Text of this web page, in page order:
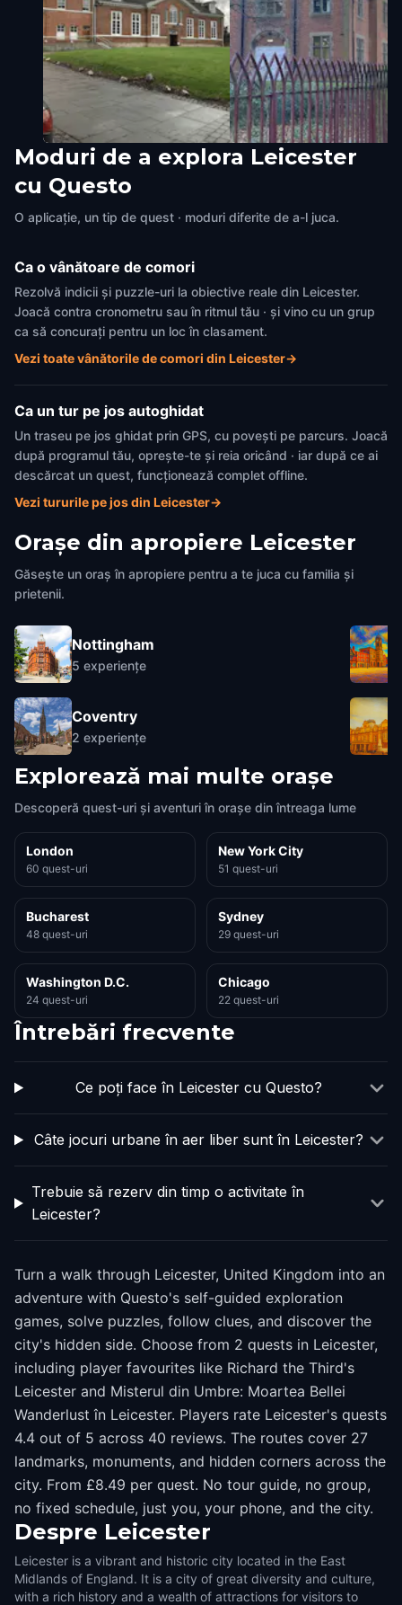
John O Gaunt's Cellar/Leicester
Castle
Leicester
Trinity Hospital
Moduri de a explora Leicester
cu Questo
O aplicație, un tip de quest · moduri diferite de a-l juca.
Ca o vânătoare de comori
Rezolvă indicii și puzzle-uri la obiective reale din Leicester.
Joacă contra cronometru sau în ritmul tău · și vino cu un grup
ca să concurați pentru un loc în clasament.
Vezi toate vânătorile de comori din Leicester→
Ca un tur pe jos autoghidat
Un traseu pe jos ghidat prin GPS, cu povești pe parcurs. Joacă
după programul tău, oprește-te și reia oricând · iar după ce ai
descărcat un quest, funcționează complet offline.
Vezi tururile pe jos din Leicester→
Orașe din apropiere Leicester
Găsește un oraș în apropiere pentru a te juca cu familia și
prietenii.
Nottingham
5 experiențe
Coventry
2 experiențe
Explorează mai multe orașe
Descoperă quest-uri și aventuri în orașe din întreaga lume
London
60 quest-uri
New York City
51 quest-uri
Bucharest
48 quest-uri
Sydney
29 quest-uri
Washington D.C.
24 quest-uri
Chicago
22 quest-uri
Întrebări frecvente
Ce poți face în Leicester cu Questo?
Câte jocuri urbane în aer liber sunt în Leicester?
Trebuie să rezerv din timp o activitate în
Leicester?
Turn a walk through Leicester, United Kingdom into an
adventure with Questo's self-guided exploration
games, solve puzzles, follow clues, and discover the
city's hidden side. Choose from 2 quests in Leicester,
including player favourites like Richard the Third's
Leicester and Misterul din Umbre: Moartea Bellei
Wanderlust în Leicester. Players rate Leicester's quests
4.4 out of 5 across 40 reviews. The routes cover 27
landmarks, monuments, and hidden corners across the
city. From £8.49 per quest. No tour guide, no group,
no fixed schedule, just you, your phone, and the city.
Despre Leicester
Leicester is a vibrant and historic city located in the East
Midlands of England. It is a city of great diversity and culture,
with a rich history and a wealth of attractions for visitors to